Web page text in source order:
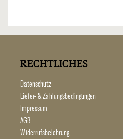
RECHTLICHES
Datenschutz
Liefer- & Zahlungsbedingungen
Impressum
AGB
Widerrufsbelehrung